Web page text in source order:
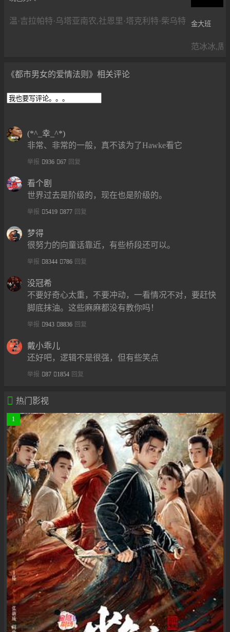
温·吉拉帕特·乌塔亚南农,社恩里·塔克利特·柴乌特 金大班
范冰冰,周
《都市男女的爱情法则》相关评论
(*^_幸_^*)
非常、非常的一般，真不该为了Hawke看它
举报 936 67 回复
看个剧
世界过去是阶级的，现在也是阶级的。
举报 5419 877 回复
梦得
很努力的向童话靠近，有些桥段还可以。
举报 8344 786 回复
没冠希
不要好奇心太重，不要冲动，一看情况不对，要赶快
脚底抹油。这些麻麻都没有教你吗！
举报 943 8836 回复
戴小乖儿
还好吧，逻辑不是很强，但有些笑点
举报 87 1854 回复
 热门影视
1